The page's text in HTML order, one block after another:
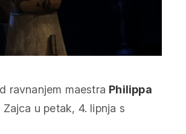
ravnanjem maestra Philippa
u petak, 4. lipnja s